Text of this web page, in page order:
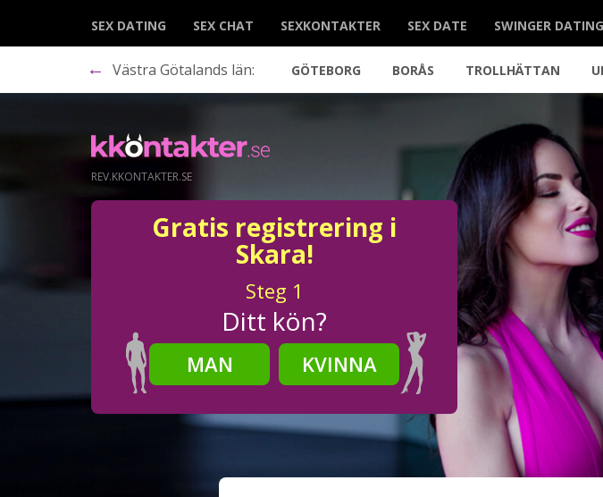
SEX DATING SEX CHAT SEXKONTAKTER SEX DATE SWINGER DATING
← Västra Götalands län: GÖTEBORG BORÅS TROLLHÄTTAN
REV.KKONTAKTER.SE
Gratis registrering i
Skara!
Steg 1
Ditt kön?
MAN
KVINNA
Steg2
Ditt födelsedatum?